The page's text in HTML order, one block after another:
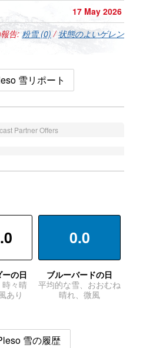
17 May 2026
告: 粉雪 (0) /状態のよいゲレン
雪リポート
Partner Offers
の日
時々晴
あり
0.0
ブルーバードの日
平均的な雪、おおむね
晴れ、微風
雪の履歴